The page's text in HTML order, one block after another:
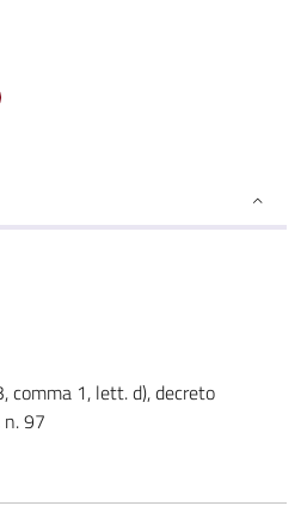
comma 1, lett. d), decreto
97